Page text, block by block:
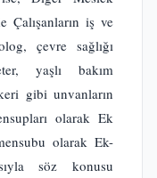
Çalışanların iş ve
çevre sağlığı
yaşlı bakım
gibi unvanların
olarak Ek
olarak Ek-
söz konusu